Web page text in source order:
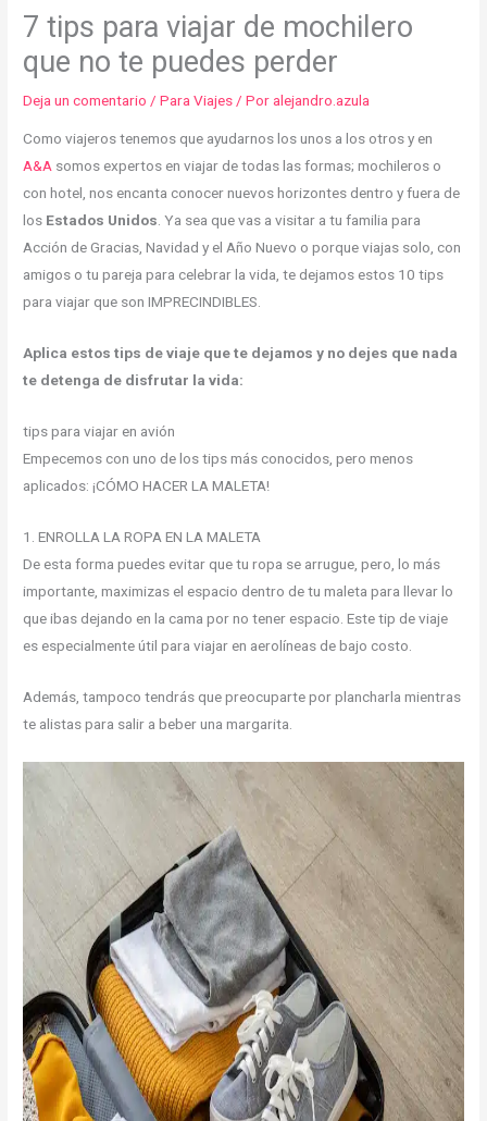
7 tips para viajar de mochilero
que no te puedes perder
Deja un comentario /Para Viajes / Poralejandro.azula
Como viajeros tenemos que ayudarnos los unos a los otros y en
A&A somos expertos en viajar de todas las formas; mochileros o
con hotel, nos encanta conocer nuevos horizontes dentro y fuera de
los Estados Unidos. Ya sea que vas a visitar a tu familia para
Acción de Gracias, Navidad y el Año Nuevo o porque viajas solo, con
amigos o tu pareja para celebrar la vida, te dejamos estos 10 tips
para viajar que son IMPRECINDIBLES.
Aplica estos tips de viaje que te dejamos y no dejes que nada
te detenga de disfrutar la vida:
tips para viajar en avión
Empecemos con uno de los tips más conocidos, pero menos
aplicados: ¡CÓMO HACER LA MALETA!
1. ENROLLA LA ROPA EN LA MALETA
De esta forma puedes evitar que tu ropa se arrugue, pero, lo más
importante, maximizas el espacio dentro de tu maleta para llevar lo
que ibas dejando en la cama por no tener espacio. Este tip de viaje
es especialmente útil para viajar en aerolíneas de bajo costo.
Además, tampoco tendrás que preocuparte por plancharla mientras
te alistas para salir a beber una margarita.